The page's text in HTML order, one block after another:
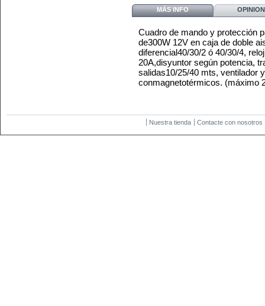
MÁS INFO
Cuadro de mando y protección
de300W 12V en caja de doble
diferencial40/30/2 ó 40/30/4,
20A,disyuntor según potencia,
salidas10/25/40 mts, ventilador
conmagnetotérmicos. (máximo
Nuestra tienda Contacte con nosotros